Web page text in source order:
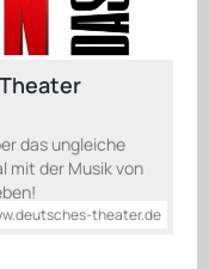
das ungleiche
mit der Musik von
theater.de